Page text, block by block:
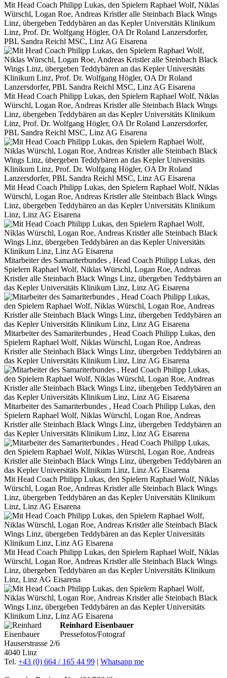
Mit Head Coach Philipp Lukas, den Spielern Raphael Wolf, Niklas
Würschl, Logan Roe, Andreas Kristler alle Steinbach Black Wings
Linz, übergeben Teddybären an das Kepler Universitäts Klinikum
Linz, Prof. Dr. Wolfgang Högler, OA Dr Roland Lanzersdorfer,
PBL Sandra Reichl MSC, Linz AG Eisarena
Mit Head Coach Philipp Lukas, den Spielern Raphael Wolf, Niklas
Würschl, Logan Roe, Andreas Kristler alle Steinbach Black Wings
Linz, übergeben Teddybären an das Kepler Universitäts Klinikum
Linz, Prof. Dr. Wolfgang Högler, OA Dr Roland Lanzersdorfer,
PBL Sandra Reichl MSC, Linz AG Eisarena
Mit Head Coach Philipp Lukas, den Spielern Raphael Wolf, Niklas
Würschl, Logan Roe, Andreas Kristler alle Steinbach Black Wings
Linz, übergeben Teddybären an das Kepler Universitäts Klinikum
Linz, Linz AG Eisarena
Mitarbeiter des Samariterbundes , Head Coach Philipp Lukas, den
Spielern Raphael Wolf, Niklas Würschl, Logan Roe, Andreas
Kristler alle Steinbach Black Wings Linz, übergeben Teddybären an
das Kepler Universitäts Klinikum Linz, Linz AG Eisarena
Mitarbeiter des Samariterbundes , Head Coach Philipp Lukas, den
Spielern Raphael Wolf, Niklas Würschl, Logan Roe, Andreas
Kristler alle Steinbach Black Wings Linz, übergeben Teddybären an
das Kepler Universitäts Klinikum Linz, Linz AG Eisarena
Mitarbeiter des Samariterbundes , Head Coach Philipp Lukas, den
Spielern Raphael Wolf, Niklas Würschl, Logan Roe, Andreas
Kristler alle Steinbach Black Wings Linz, übergeben Teddybären an
das Kepler Universitäts Klinikum Linz, Linz AG Eisarena
Mit Head Coach Philipp Lukas, den Spielern Raphael Wolf, Niklas
Würschl, Logan Roe, Andreas Kristler alle Steinbach Black Wings
Linz, übergeben Teddybären an das Kepler Universitäts Klinikum
Linz, Linz AG Eisarena
Mit Head Coach Philipp Lukas, den Spielern Raphael Wolf, Niklas
Würschl, Logan Roe, Andreas Kristler alle Steinbach Black Wings
Linz, übergeben Teddybären an das Kepler Universitäts Klinikum
Linz, Linz AG Eisarena
Reinhard Eisenbauer
Pressefotos/Fotograf
Hauserstrasse 2/6
4040 Linz
Tel. +43 (0) 664 / 165 44 99 | Whatsapp me